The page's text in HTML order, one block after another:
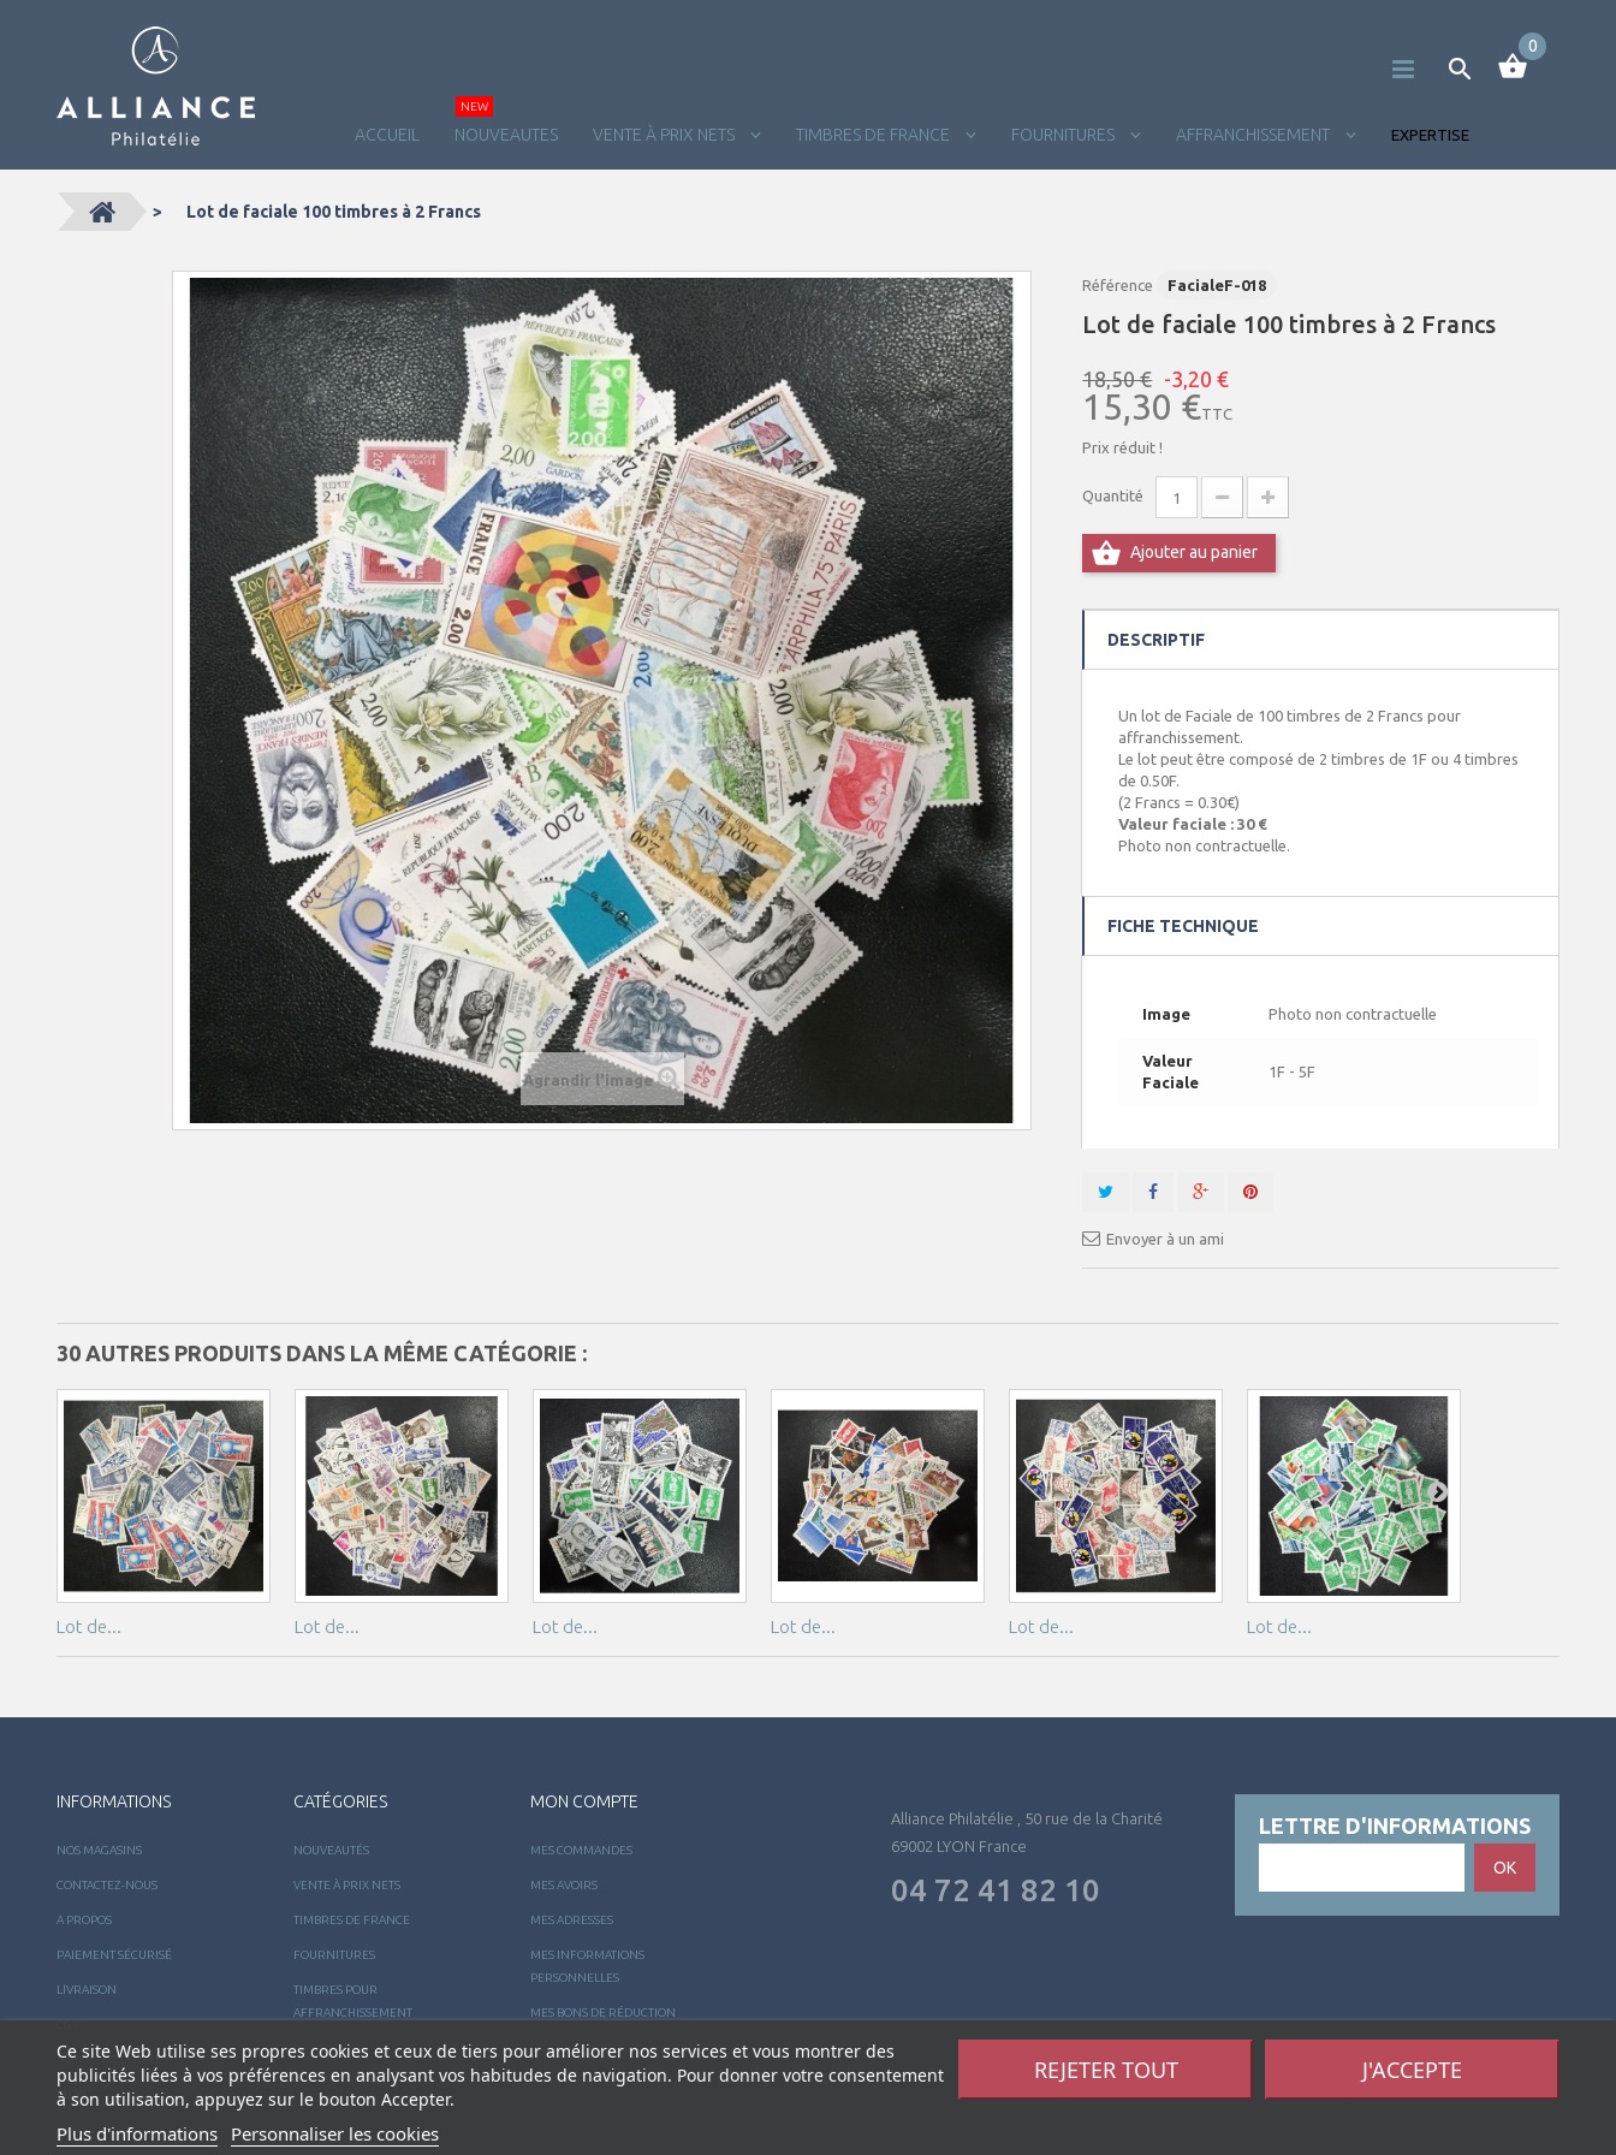
0
ACCUEIL NOUVEAUTES
NEW
VENTE À PRIX NETS TIMBRES DE FRANCE FOURNITURES AFFRANCHISSEMENT EXPERTISE
> Lot de faciale 100 timbres à 2 Francs
Agrandir l'image
Référence FacialeF-018
Lot de faciale 100 timbres à 2 Francs
18,50 € -3,20 €
15,30 €TTC
Prix réduit !
Quantité
Ajouter au panier
DESCRIPTIF
Un lot de Faciale de 100 timbres de 2 Francs pour
affranchissement.
Le lot peut être composé de 2 timbres de 1F ou 4 timbres
de 0.50F.
(2 Francs = 0.30€)
Valeur faciale : 30 €
Photo non contractuelle.
FICHE TECHNIQUE
Image Photo non contractuelle
Valeur
Faciale
1F - 5F
Envoyer à un ami
30 AUTRES PRODUITS DANS LA MÊME CATÉGORIE :
Lot de... Lot de... Lot de... Lot de... Lot de... Lot de...
INFORMATIONS
NOS MAGASINS
CONTACTEZ-NOUS
A PROPOS
PAIEMENT SÉCURISÉ
LIVRAISON
CGV
MENTIONS LÉGALES
BLOG
CATÉGORIES
NOUVEAUTÉS
VENTE À PRIX NETS
TIMBRES DE FRANCE
FOURNITURES
TIMBRES POUR
AFFRANCHISSEMENT
MON COMPTE
MES COMMANDES
MES AVOIRS
MES ADRESSES
MES INFORMATIONS
PERSONNELLES
MES BONS DE RÉDUCTION
LETTRE D'INFORMATIONS
OK
Alliance Philatélie , 50 rue de la Charité
69002 LYON France
04 72 41 82 10
Ce site Web utilise ses propres cookies et ceux de tiers pour améliorer nos services et vous montrer des
publicités liées à vos préférences en analysant vos habitudes de navigation. Pour donner votre consentement
à son utilisation, appuyez sur le bouton Accepter.
Plus d'informations Personnaliser les cookies
REJETER TOUT J'ACCEPTE